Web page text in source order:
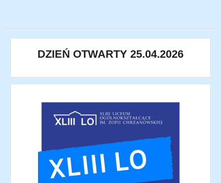
DZIEŃ OTWARTY 25.04.2026